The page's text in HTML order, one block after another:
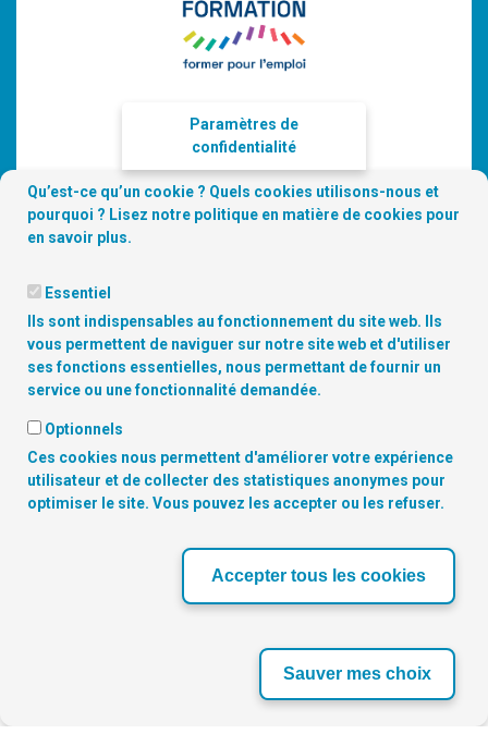
Copyright© 2026 Digitalcity.brussels | Trouvez-nous sur les
réseaux sociaux:
NOS PARTENAIRES
Paramètres de
confidentialité
Qu’est-ce qu’un cookie ? Quels cookies utilisons-nous et
pourquoi ? Lisez notre politique en matière de cookies pour
en savoir plus.
Essentiel
Ils sont indispensables au fonctionnement du site web. Ils
vous permettent de naviguer sur notre site web et d'utiliser
ses fonctions essentielles, nous permettant de fournir un
service ou une fonctionnalité demandée.
Optionnels
Ces cookies nous permettent d'améliorer votre expérience
utilisateur et de collecter des statistiques anonymes pour
optimiser le site. Vous pouvez les accepter ou les refuser.
Accepter tous les cookies
Sauver mes choix